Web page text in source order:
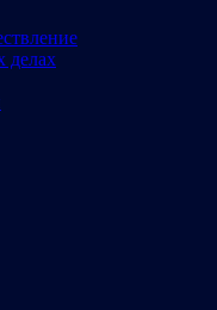
делах